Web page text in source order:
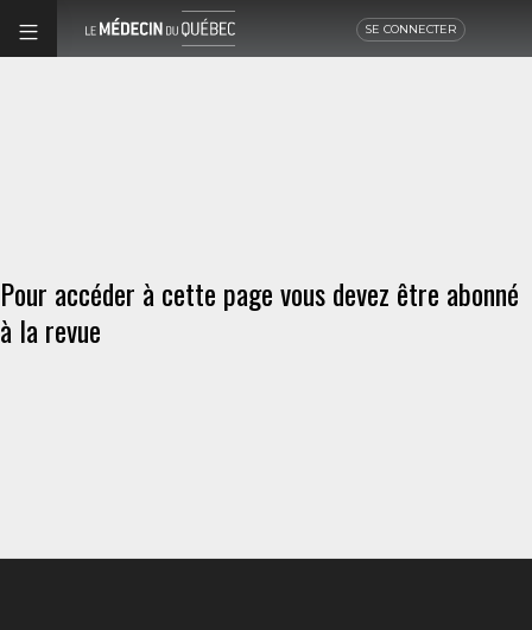
SE CONNECTER
Pour accéder à cette page vous devez être abonné
à la revue